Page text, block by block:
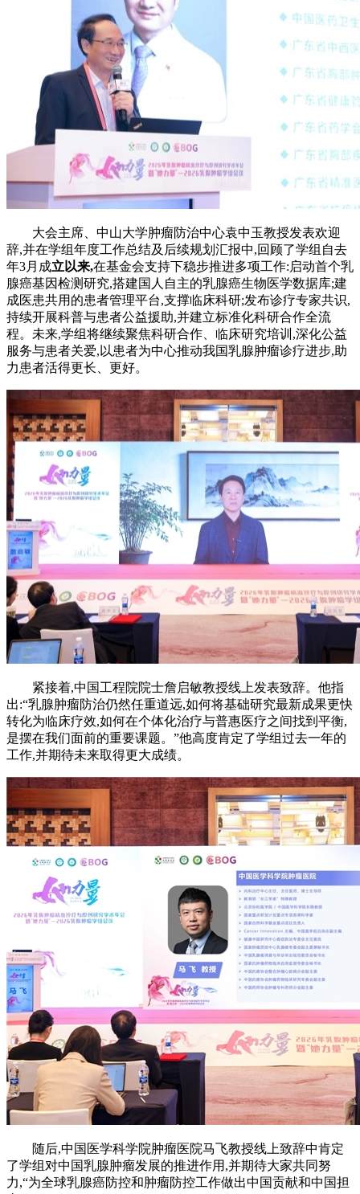
大会主席、中山大学肿瘤防治中心袁中玉教授发表欢迎
辞,并在学组年度工作总结及后续规划汇报中,回顾了学组自去
年3月成立以来,在基金会支持下稳步推进多项工作:启动首个乳
腺癌基因检测研究,搭建国人自主的乳腺癌生物医学数据库;建
成医患共用的患者管理平台,支撑临床科研;发布诊疗专家共识,
持续开展科普与患者公益援助,并建立标准化科研合作全流
程。未来,学组将继续聚焦科研合作、临床研究培训,深化公益
服务与患者关爱,以患者为中心推动我国乳腺肿瘤诊疗进步,助
力患者活得更长、更好。
紧接着,中国工程院院士詹启敏教授线上发表致辞。他指
出:“乳腺肿瘤防治仍然任重道远,如何将基础研究最新成果更快
转化为临床疗效,如何在个体化治疗与普惠医疗之间找到平衡,
是摆在我们面前的重要课题。”他高度肯定了学组过去一年的
工作,并期待未来取得更大成绩。
随后,中国医学科学院肿瘤医院马飞教授线上致辞中肯定
了学组对中国乳腺肿瘤发展的推进作用,并期待大家共同努
力,“为全球乳腺癌防控和肿瘤防控工作做出中国贡献和中国担